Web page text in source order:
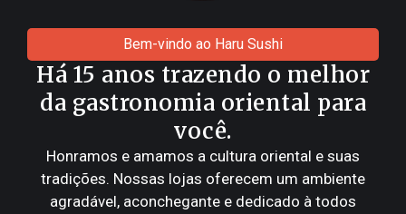
Bem-vindo ao Haru Sushi
Há 15 anos trazendo o melhor
da gastronomia oriental para
você.
Honramos e amamos a cultura oriental e suas
tradições. Nossas lojas oferecem um ambiente
agradável, aconchegante e dedicado à todos